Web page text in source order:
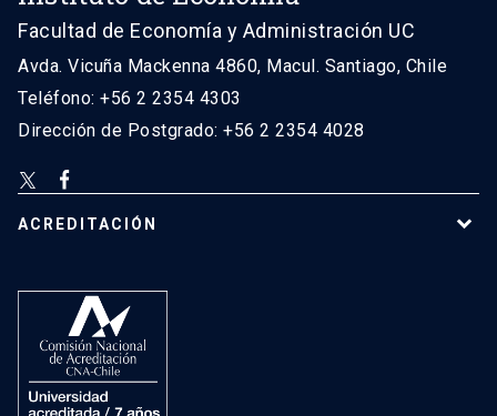
Facultad de Economía y Administración UC
Avda. Vicuña Mackenna 4860, Macul. Santiago, Chile
Teléfono: +56 2 2354 4303
Dirección de Postgrado: +56 2 2354 4028
ACREDITACIÓN